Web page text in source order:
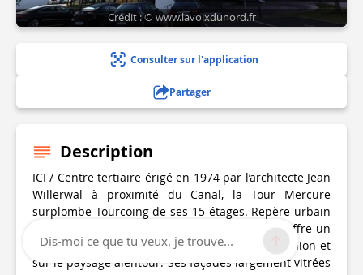
Crédit : © www.lavoixdunord.fr
Consulter sur l'application
Partager
Description
ICI / Centre tertiaire érigé en 1974 par l’architecte Jean
Willerwal à proximité du Canal, la Tour Mercure
surplombe Tourcoing de ses 15 étages. Repère urbain
marquant l’entrée dans la ville, ce gratte-ciel offre un
panorama exceptionnel sur l’écoquartier de l’Union et
sur le paysage alentour. Ses façades largement vitrées
Dis-moi ce que tu veux, je trouve...